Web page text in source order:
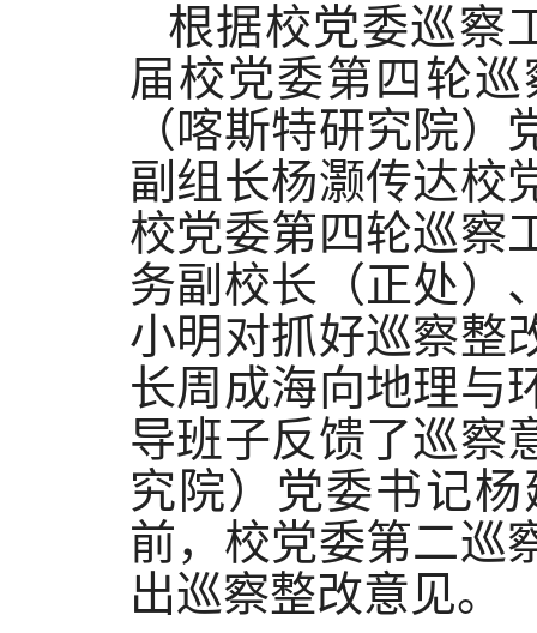
根据校党委巡察
届校党委第 四 轮巡
（喀斯特研究院）
副组长杨灏传达校
校党委第 四轮巡察
务副校长（正处）
小明对抓好巡察整
长周成海向地理与
导班子反馈了巡察
究院）党委书记杨
前， 校党委第二巡
出巡察整改意见。